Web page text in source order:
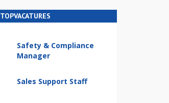
TOPVACATURES
Safety & Compliance
Manager
Sales Support Staff